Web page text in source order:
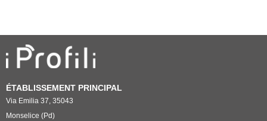
ÉTABLISSEMENT PRINCIPAL
Via Emilia 37, 35043
Monselice (Pd)